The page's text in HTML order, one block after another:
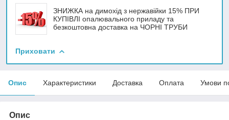
ЗНИЖКА на димохід з нержавійки 15% ПРИ
КУПІВЛІ опалювального приладу та
безкоштовна доставка на ЧОРНІ ТРУБИ
Приховати
Опис Характеристики Доставка Оплата Умови
Опис